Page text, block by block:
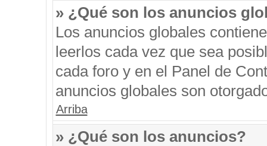
» ¿Qué son los anuncios
Los anuncios globales
leerlos cada vez que sea
cada foro y en el Panel de
anuncios globales son
Arriba
» ¿Qué son los anuncios?